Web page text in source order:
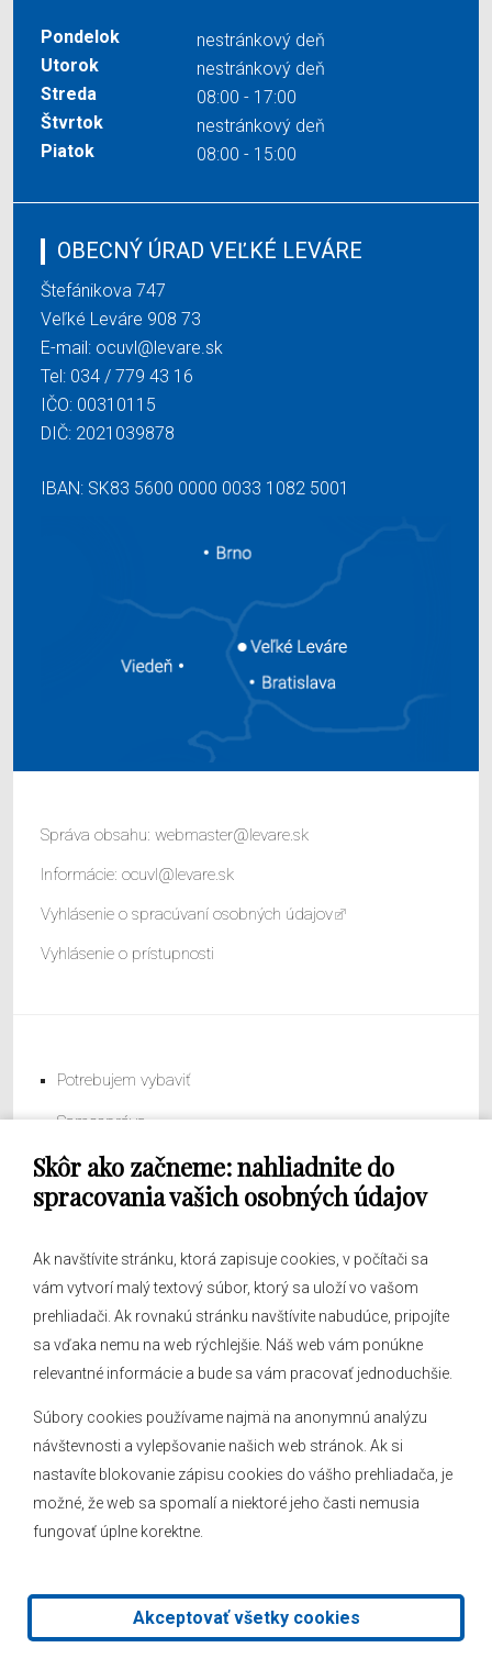
Skôr ako začneme: nahliadnite do
spracovania vašich osobných údajov
Ak navštívite stránku, ktorá zapisuje cookies, v počítači sa
vám vytvorí malý textový súbor, ktorý sa uloží vo vašom
prehliadači. Ak rovnakú stránku navštívite nabudúce, pripojíte
sa vďaka nemu na web rýchlejšie. Náš web vám ponúkne
relevantné informácie a bude sa vám pracovať jednoduchšie.
Súbory cookies používame najmä na anonymnú analýzu
návštevnosti a vylepšovanie našich web stránok. Ak si
nastavíte blokovanie zápisu cookies do vášho prehliadača, je
možné, že web sa spomalí a niektoré jeho časti nemusia
fungovať úplne korektne.
Akceptovať všetky cookies
Pondelok
nestránkový deň
Utorok
nestránkový deň
Streda
08:00 - 17:00
Štvrtok
nestránkový deň
Piatok
08:00 - 15:00
OBECNÝ ÚRAD VEĽKÉ LEVÁRE
Štefánikova 747
Veľké Leváre 908 73
E-mail: ocuvl@levare.sk
Tel: 034 / 779 43 16
IČO: 00310115
DIČ: 2021039878
IBAN: SK83 5600 0000 0033 1082 5001
Správa obsahu: webmaster@levare.sk
Informácie: ocuvl@levare.sk
Vyhlásenie o spracúvaní osobných údajov
Vyhlásenie o prístupnosti
Potrebujem vybaviť
Samospráva
Obecný úrad
O obci
Hlásenia obecného rozhlasu
Kontakt
Mapa stránok